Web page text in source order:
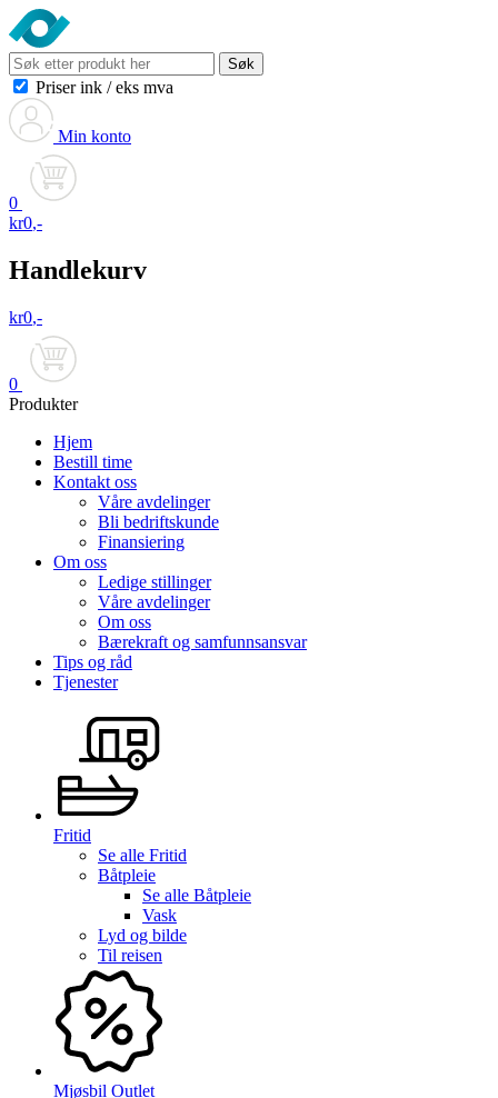
Søk
Priser ink / eks mva
Min konto
0
kr0,-
Handlekurv
kr0,-
0
Produkter
Hjem
Bestill time
Kontakt oss
Våre avdelinger
Bli bedriftskunde
Finansiering
Om oss
Ledige stillinger
Våre avdelinger
Om oss
Bærekraft og samfunnsansvar
Tips og råd
Tjenester
Fritid
Se alle Fritid
Båtpleie
Se alle Båtpleie
Vask
Lyd og bilde
Til reisen
Mjøsbil Outlet